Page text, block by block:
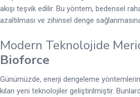
akışı teşvik edilir. Bu yöntem, bedensel
azaltılması ve zihinsel denge
Modern Teknolojide
Bioforce
Günümüzde, enerji dengeleme
kılan yeni teknolojiler geliştirilmiştir.